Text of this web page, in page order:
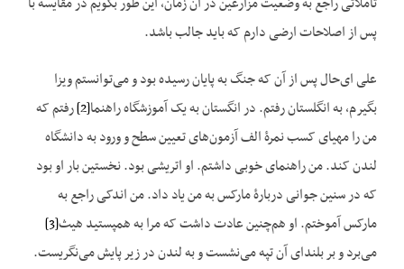
پس از اصلاحات ارضی دارم که باید جالب باشد.
علی ای‌حال پس از آن که جنگ به پایان رسیده بود و می‌توانستم ویزا
بگیرم، به انگلستان رفتم. در انگستان به یک آموزشگاه راهنما[2] رفتم که
من را مهیای کسب نمرهٔ الف آزمون‌های تعیین سطح و ورود به دانشگاه
لندن کند. من راهنمای خوبی داشتم. او اتریشی بود. نخستین بار او بود
که در سنین جوانی دربارهٔ مارکس به من یاد داد. من اندکی راجع به
مارکس آموختم. او هم‌چنین عادت داشت که مرا به همپستید هیث[3]
می‌برد و بر بلندای آن تپه می‌نشست و به لندن در زیر پایش می‌نگریست.